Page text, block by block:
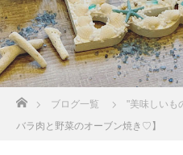
ブログ一覧 "美味しいも
バラ肉と野菜のオーブン焼き♡】